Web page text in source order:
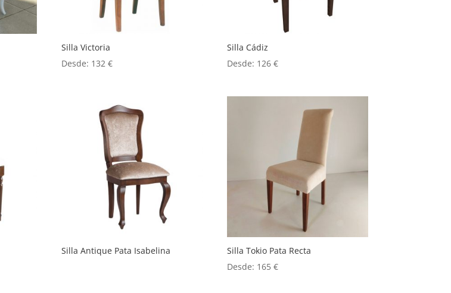
Silla Victoria
Desde: 132€
Silla Cádiz
Desde: 126€
Silla Antique Pata Isabelina
Silla Tokio Pata Recta
Desde: 165€